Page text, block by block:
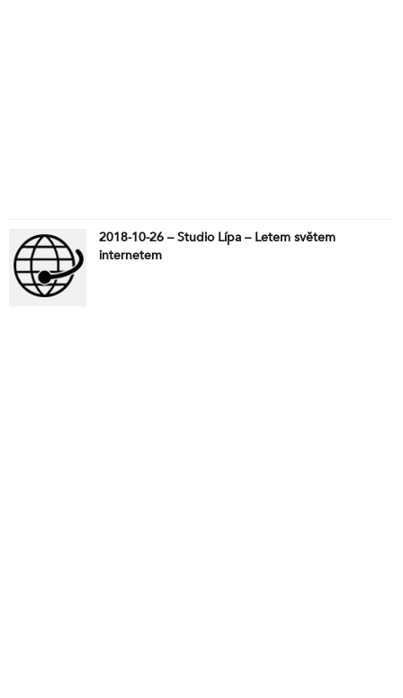
2018-10-26 – Studio Lípa – Letem světem
internetem